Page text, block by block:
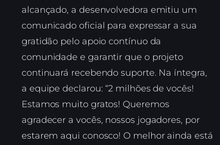
alcançado, a desenvolvedora emitiu um
comunicado oficial para expressar a sua
gratidão pelo apoio contínuo da
comunidade e garantir que o projeto
continuará recebendo suporte. Na íntegra,
a equipe declarou: “2 milhões de vocês!
Estamos muito gratos! Queremos
agradecer a vocês, nossos jogadores, por
estarem aqui conosco! O melhor ainda está